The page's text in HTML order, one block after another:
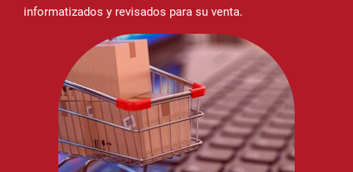
informatizados y revisados para su venta.